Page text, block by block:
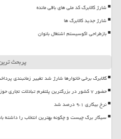
شارژ کالابرگ کد ملی های باقی مانده
شارژ جدید کالابرگ ها
بازطراحی اکوسیستم اشتغال بانوان
پربحث
کالابرگ برخی خانوارها شارژ شد تغییر زمانبندی
حضور ۷ کشور در بزرگترین پلتفرم تبادلات تجاری حوزه ساخت وساز
نرخ بیکاری ۹،۱ درصد شد
سیگار برگ چیست و چگونه بهترین انتخاب را داشته